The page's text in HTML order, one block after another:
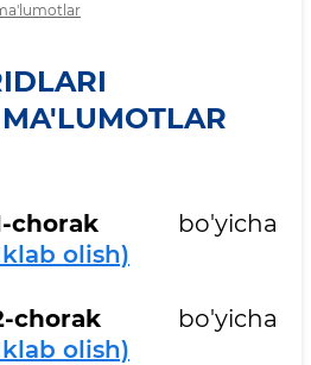
bo'yicha
olish)
bo'yicha
olish)